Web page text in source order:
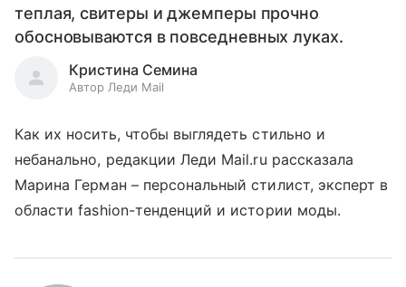
теплая, свитеры и джемперы прочно
обосновываются в повседневных луках.
Кристина Семина
Автор Леди Mail
Как их носить, чтобы выглядеть стильно и
небанально, редакции Леди Mail.ru рассказала
Марина Герман – персональный стилист, эксперт в
области fashion-тенденций и истории моды.